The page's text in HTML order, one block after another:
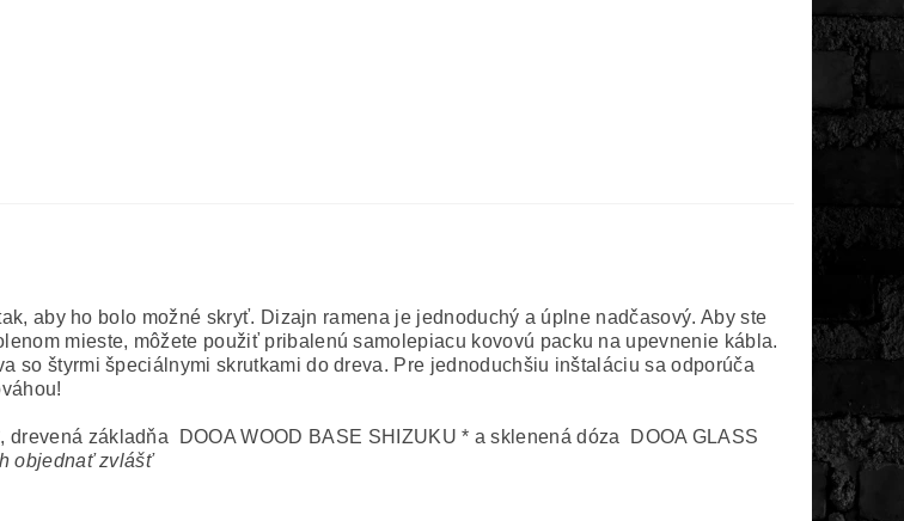
aby ho bolo možné skryť. Dizajn ramena je jednoduchý a úplne nadčasový. Aby ste
mieste, môžete použiť pribalenú samolepiacu kovovú packu na upevnenie kábla.
so štyrmi špeciálnymi skrutkami do dreva. Pre jednoduchšiu inštaláciu sa odporúča
drevená základňa DOOA WOOD BASE SHIZUKU * a sklenená dóza DOOA GLASS
objednať zvlášť